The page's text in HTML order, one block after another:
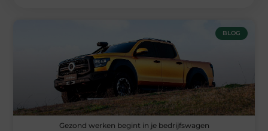
BLOG
Gezond werken begint in je bedrijfswagen